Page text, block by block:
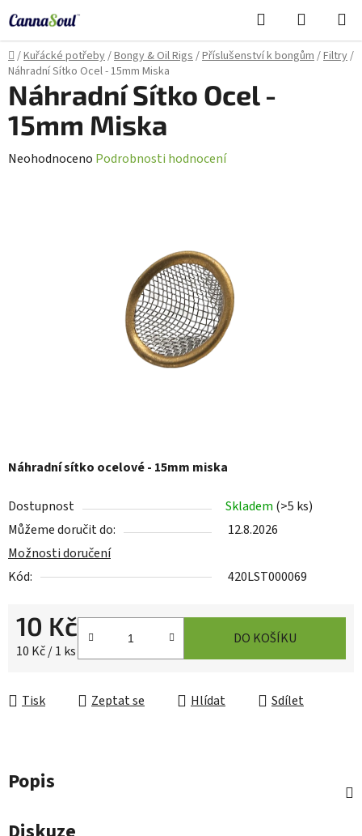
na
obsah
Hledat
KOŠÍK
Domů
/Kuřácké potřeby/Bongy & Oil Rigs/Příslušenství k bongům/Filtry/
Náhradní Sítko Ocel - 15mm Miska
Náhradní sítko ocelové - 15mm miska
Dostupnost Skladem (>5 ks)
Můžeme doručit do:
12.8.2026
Možnosti doručení
Kód:
420LST000069
10 Kč
Měrná cena:
10 Kč / 1 ks
DO KOŠÍKU
Tisk Zeptat se Hlídat Sdílet
Náhradní Sítko Ocel -
15mm Miska
Průměrné
Neohodnoceno Podrobnosti hodnocení
Popis
Cannasoul Asistent